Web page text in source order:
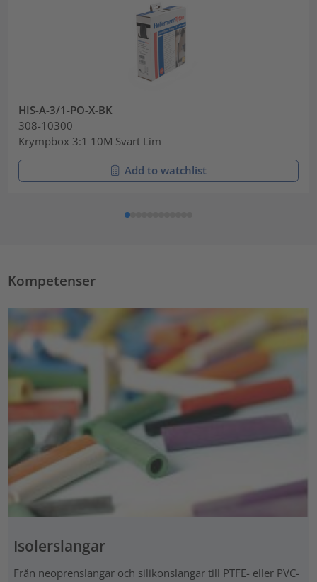
HIS-A-3/1-PO-X-BK
308-10300
Krympbox 3:1 10M Svart Lim
Add to watchlist
Kompetenser
Isolerslangar
Från neoprenslangar och silikonslangar till PTFE- eller PVC-